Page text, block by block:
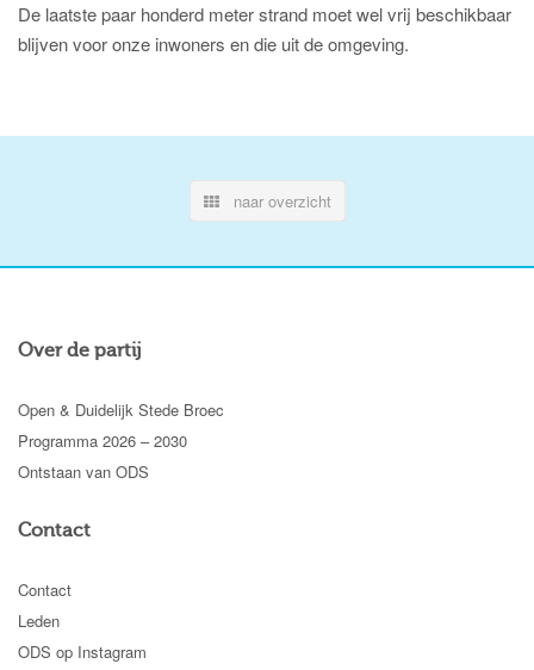
De laatste paar honderd meter strand moet wel vrij beschikbaar
blijven voor onze inwoners en die uit de omgeving.
naar overzicht
Over de partij
Open & Duidelijk Stede Broec
Programma 2026 – 2030
Ontstaan van ODS
Contact
Contact
Leden
ODS op Instagram